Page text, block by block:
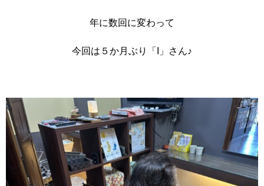
年に数回に変わって
今回は５か月ぶり「I」さん♪